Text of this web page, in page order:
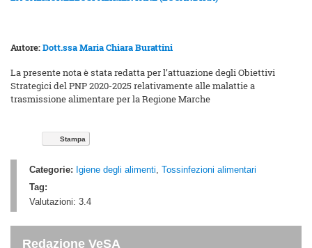
Autore:Dott.ssa Maria Chiara Burattini
La presente nota è stata redatta per l’attuazione degli Obiettivi
Strategici del PNP 2020-2025 relativamente alle malattie a
trasmissione alimentare per la Regione Marche
Stampa
Categorie: Igiene degli alimenti, Tossinfezioni alimentari
Tag:
Valutazioni: 3.4
Redazione VeSA